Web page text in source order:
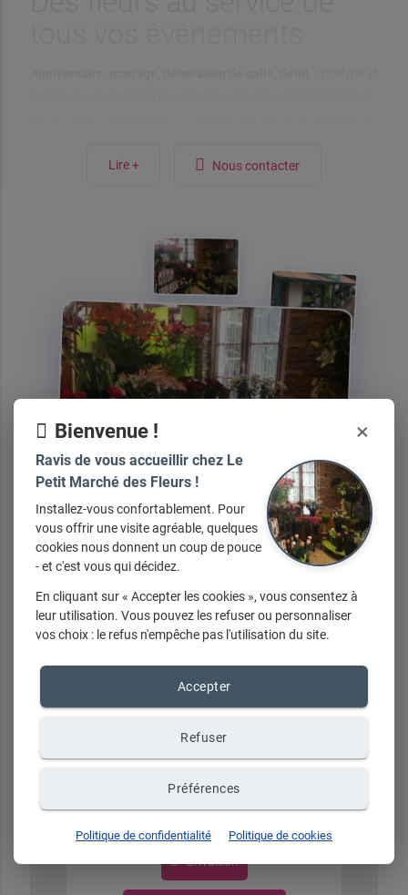
goût votre cadeau : bougies parfumées, objets déco, vases,
centre-ville depuis 1983, met à votre disposition sa parfaite
connaissance de la ville et pourra répondre facilement à tous
vos besoins. N’hésitez pas à la consulter !
Empli de charme et d’histoire, cette adresse à l'atmosphère
typiquement toulousaine vous invite à découvrir des trésors
de créativité et d'élégance florales.
Lire + Nous contacter
Nosservices
Livraison
Bienvenue ! ×
Ravis de vous accueillir chez Le
Petit Marché des Fleurs !
Installez-vous confortablement. Pour
vous offrir une visite agréable, quelques
cookies nous donnent un coup de pouce
- et c'est vous qui décidez.
En cliquant sur « Accepter les cookies », vous consentez à
leur utilisation. Vous pouvez les refuser ou personnaliser
vos choix : le refus n'empêche pas l'utilisation du site.
Accepter
Refuser
Préférences
Politique de confidentialité Politique de cookies